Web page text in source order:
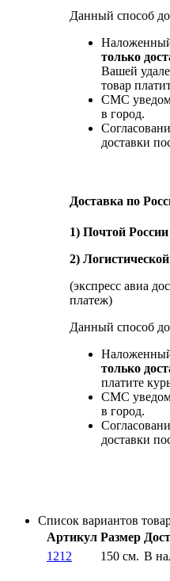
Данный способ
только
Вашей
товар
СМС
в город.
доставки
Доставка по
1) Почтой
2)
(экспресс авиа
платеж)
Данный способ
только
платите
СМС
в город.
доставки
Список вариантов
Артикул Размер
1212
150 см. В